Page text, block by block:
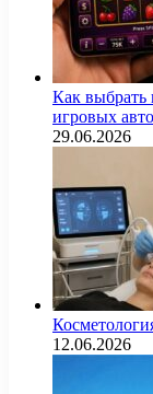
Как выбрать
игровых
29.06.2026
12.06.2026